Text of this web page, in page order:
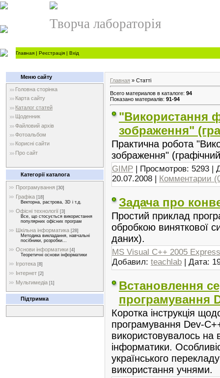
Творча лабораторія
Главная | Реєстрація | Вхід
Меню сайту
Головна сторінка
Карта сайту
Каталог статей
Щоденник
Файловий архів
Фотоальбом
Корисні сайти
Про сайт
Категорії каталога
Програмування [30]
Графіка [18]
Векторна, растрова, 3D і т.д.
Офісні технології [3]
Все, що стосується використання
популярних офісних програм
Шкільна інформатика [28]
Методика викладання, навчальні
посібники, розробки...
Основи інформатики [4]
Теоретичні основи інформатики
Ігротека [8]
Інтернет [2]
Мультимедіа [1]
Підтримка
Главная » Статті
Всего материалов в каталоге: 94
Показано материалів: 91-94
"Використання
зображення"
Практична робота
зображення"
GIMP | Просмотров: 5293 |
20.07.2008
Комментарии
Задача про
Простий приклад
обробкою виняткової
даних).
MS Visual C++ 2005
Добавил: teachlab | Дата:
Встановлення
програмування
Коротка інструкція
програмування Dev-
використовувалось на
інформатики.
українського
використання учнями.